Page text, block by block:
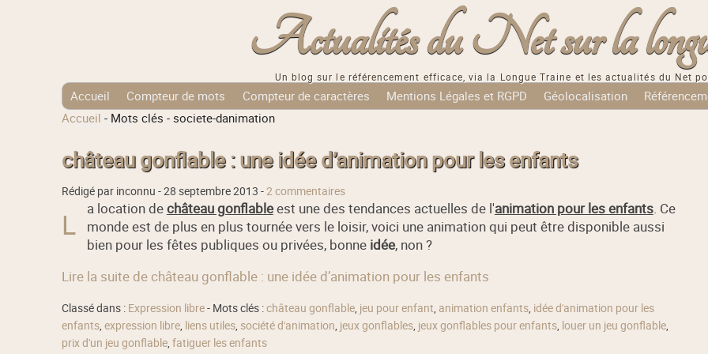
Actualités du Net sur la
Un blog sur le référencement efficace, via la Longue Traine et les actualités du Net
Accueil Compteur de mots Compteur de caractères Mentions Légales et RGPD Géolocalisation
Tags Cloud
Accueil - Mots clés - societe-danimation
château gonflable : une idée d’animation pour les enfants
Rédigé par inconnu -28 septembre 2013 -2 commentaires
L a location dechâteau gonflableest une des tendances actuelles de l'animation pour les enfants. Ce
monde est de plus en plus tournée vers le loisir, voici une animation qui peut être disponible aussi
bien pour les fêtes publiques ou privées, bonne idée, non ?
Lire la suite de château gonflable : une idée d’animation pour les enfants
Classé dans : Expression libre- Mots clés :château gonflable, jeu pour enfant, animation enfants, idée d'animation pour les
enfants, expression libre, liens utiles, société d'animation, jeux gonflables, jeux gonflables pour enfants, louer un jeu gonflable,
prix d'un jeu gonflable, fatiguer les enfants